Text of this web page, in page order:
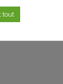
tout